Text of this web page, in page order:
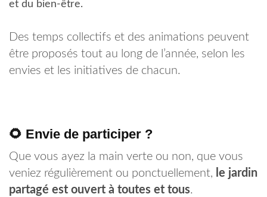
et du bien-être.
Des temps collectifs et des animations peuvent
être proposés tout au long de l’année, selon les
envies et les initiatives de chacun.
🌻 Envie de participer ?
Que vous ayez la main verte ou non, que vous
veniez régulièrement ou ponctuellement, le jardin
partagé est ouvert à toutes et tous.